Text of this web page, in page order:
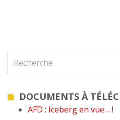
DOCUMENTS À
AFD : Iceberg en vue… !